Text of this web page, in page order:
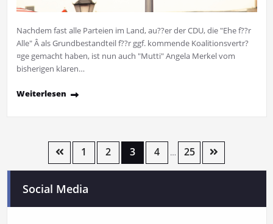
Nachdem fast alle Parteien im Land, au??er der CDU, die "Ehe f??r
Alle" Â als Grundbestandteil f??r ggf. kommende Koalitionsvertr?
¤ge gemacht haben, ist nun auch "Mutti" Angela Merkel vom
bisherigen klaren…
Weiterlesen
1 2 3 4 … 25
Social Media